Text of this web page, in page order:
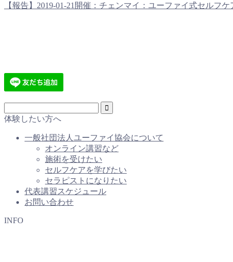
【報告】2019-01-21開催：チェンマイ：ユーファイ式セルフケ
体験したい方へ
一般社団法人ユーファイ協会について
オンライン講習など
施術を受けたい
セルフケアを学びたい
セラピストになりたい
代表講習スケジュール
お問い合わせ
INFO